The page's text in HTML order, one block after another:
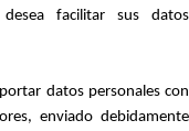
facilitar sus datos
datos personales con
enviado debidamente